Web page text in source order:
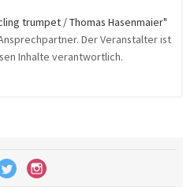
trumpet / Thomas Hasenmaier"
Der Veranstalter ist
Inhalte verantwortlich.